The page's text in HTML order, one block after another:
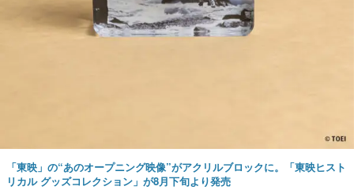
「東映」の“あのオープニング映像”がアクリルブロックに。「東映ヒスト
リカル グッズコレクション」が8月下旬より発売